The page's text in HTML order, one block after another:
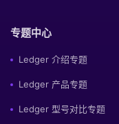
专题中心
Ledger 介绍专题
Ledger 产品专题
Ledger 型号对比专题